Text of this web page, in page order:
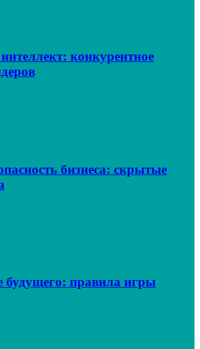
конкурентное
бизнеса: скрытые
будущего: правила игры